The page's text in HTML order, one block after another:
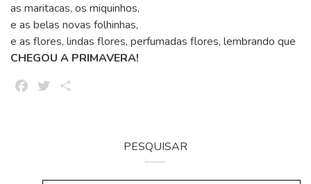
as maritacas, os miquinhos,
e as belas novas folhinhas,
e as flores, lindas flores, perfumadas flores, lembrando que
CHEGOU A PRIMAVERA!
FacebookTwitter
PESQUISAR